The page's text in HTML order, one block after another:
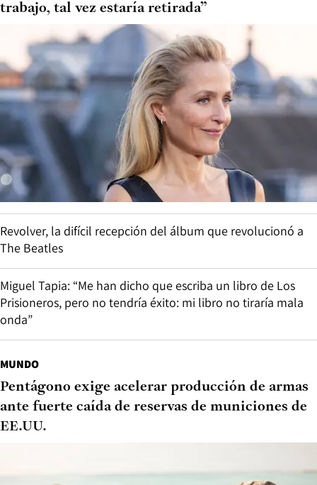
trabajo, tal vez estaría retirada”
Revolver, la difícil recepción del álbum que revolucionó a
The Beatles
Miguel Tapia: “Me han dicho que escriba un libro de Los
Prisioneros, pero no tendría éxito: mi libro no tiraría mala
onda”
MUNDO
Pentágono exige acelerar producción de armas
ante fuerte caída de reservas de municiones de
EE.UU.